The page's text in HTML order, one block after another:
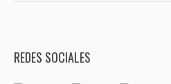
REDES SOCIALES